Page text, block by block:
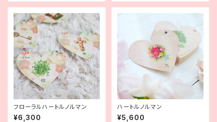
フローラルハートルノルマン
¥6,300
ハートルノルマン
¥5,600